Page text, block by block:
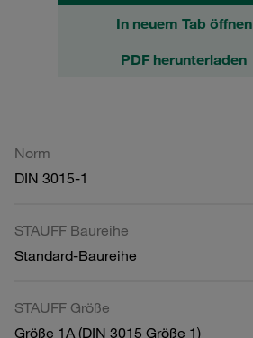
In neuem Tab öffnen
PDF herunterladen
Norm
DIN 3015-1
STAUFF Baureihe
Standard-Baureihe
STAUFF Größe
Größe 1A (DIN 3015 Größe 1)